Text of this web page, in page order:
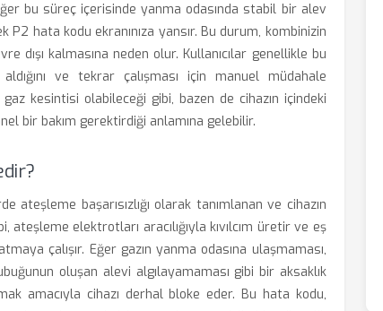
bu süreç içerisinde yanma odasında stabil bir alev
hata kodu ekranınıza yansır. Bu durum, kombinizin
dışı kalmasına neden olur. Kullanıcılar genellikle bu
ve tekrar çalışması için manuel müdahale
kesintisi olabileceği gibi, bazen de cihazın içindeki
bir bakım gerektirdiği anlamına gelebilir.
başarısızlığı olarak tanımlanan ve cihazın
elektrotları aracılığıyla kıvılcım üretir ve eş
çalışır. Eğer gazın yanma odasına ulaşmaması,
oluşan alevi algılayamaması gibi bir aksaklık
amacıyla cihazı derhal bloke eder. Bu hata kodu,